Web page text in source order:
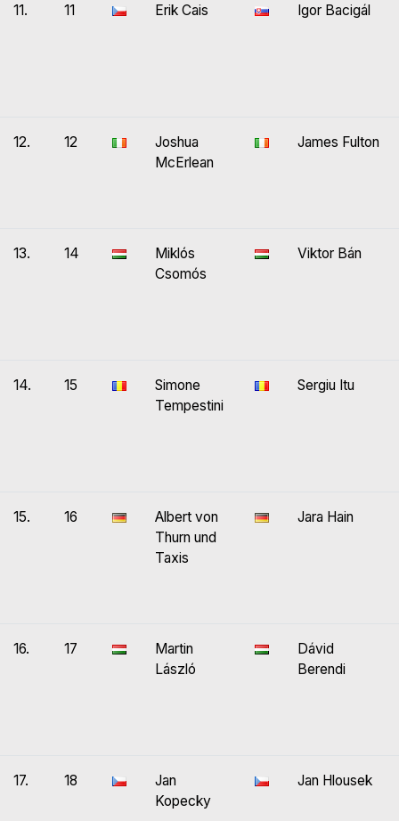
11. 11 Erik Cais Igor Bacigál
12. 12
Joshua
McErlean
James Fulton
13. 14
Miklós
Csomós
Viktor Bán
14. 15
Simone
Tempestini
Sergiu Itu
15. 16
Albert von
Thurn und
Taxis
Jara Hain
16. 17
Martin
László
Dávid
Berendi
17. 18
Jan
Kopecky
Jan Hlousek